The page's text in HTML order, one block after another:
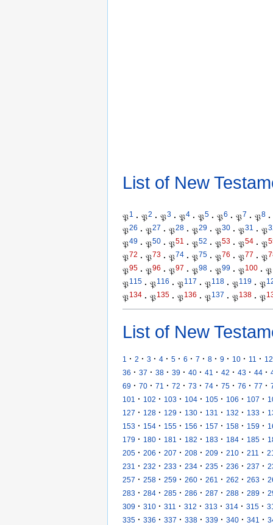
List of New
𝔓1 · 𝔓2 · 𝔓3 · 𝔓4 · 𝔓5 · 𝔓6 · 𝔓7 · 𝔓8 ·
𝔓26 · 𝔓27 · 𝔓28 · 𝔓29 · 𝔓30 · 𝔓31 · 𝔓
𝔓49 · 𝔓50 · 𝔓51 · 𝔓52 · 𝔓53 · 𝔓54 · 𝔓
𝔓72 · 𝔓73 · 𝔓74 · 𝔓75 · 𝔓76 · 𝔓77 · 𝔓
𝔓95 · 𝔓96 · 𝔓97 · 𝔓98 · 𝔓99 · 𝔓100 · 𝔓
𝔓115 · 𝔓116 · 𝔓117 · 𝔓118 · 𝔓119 · 𝔓
𝔓134 · 𝔓135 · 𝔓136 · 𝔓137 · 𝔓138 · 𝔓
List of New
1 · 2 · 3 · 4 · 5 · 6 · 7 · 8 · 9 · 10 · 11 · 12
36 · 37 · 38 · 39 · 40 · 41 · 42 · 43 · 44 ·
69 · 70 · 71 · 72 · 73 · 74 · 75 · 76 · 77 ·
101
· 102 · 103 · 104 · 105 · 106 · 107 ·
127 · 128 · 129 · 130 · 131 · 132 · 133 ·
153 · 154 · 155 · 156 · 157 · 158 · 159 ·
179 · 180 · 181 · 182 · 183 · 184 · 185 ·
205 · 206 · 207 · 208 · 209 · 210 · 211 ·
231
· 232 · 233 · 234 · 235 · 236 · 237 ·
257 · 258 · 259 · 260 · 261 · 262 · 263 ·
283 · 284 · 285 · 286 · 287 · 288 · 289 ·
309 · 310 · 311 · 312 · 313 · 314 · 315 ·
335 · 336 · 337 · 338 · 339 · 340 · 341 ·